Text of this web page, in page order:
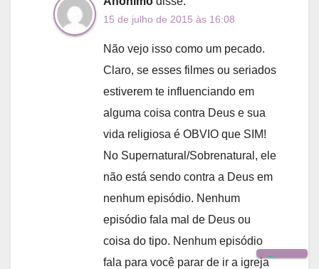
15 de julho de 2015 às 16:08
Não vejo isso como um pecado.
Claro, se esses filmes ou seriados
estiverem te influenciando em
alguma coisa contra Deus e sua
vida religiosa é OBVIO que SIM!
No Supernatural/Sobrenatural, ele
não está sendo contra a Deus em
nenhum episódio. Nenhum
episódio fala mal de Deus ou
coisa do tipo. Nenhum episódio
fala para você parar de ir a igreja